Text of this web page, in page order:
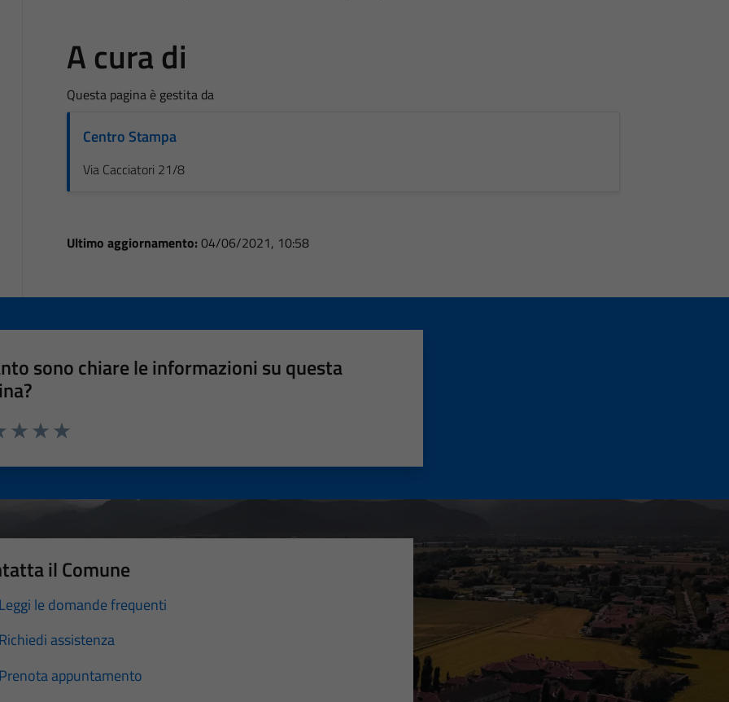
A cura di
Questa pagina è gestita da
Centro Stampa
Via Cacciatori 21/8
Ultimo aggiornamento: 04/06/2021, 10:58
sono chiare le informazioni su questa
il Comune
Leggi le domande frequenti
Richiedi assistenza
Prenota appuntamento